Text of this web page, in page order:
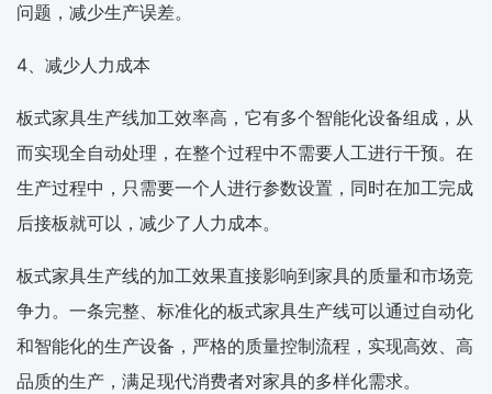
问题，减少生产误差。
4、减少人力成本
板式家具生产线加工效率高，它有多个智能化设备组成，从
而实现全自动处理，在整个过程中不需要人工进行干预。在
生产过程中，只需要一个人进行参数设置，同时在加工完成
后接板就可以，减少了人力成本。
板式家具生产线的加工效果直接影响到家具的质量和市场竞
争力。一条完整、标准化的板式家具生产线可以通过自动化
和智能化的生产设备，严格的质量控制流程，实现高效、高
品质的生产，满足现代消费者对家具的多样化需求。